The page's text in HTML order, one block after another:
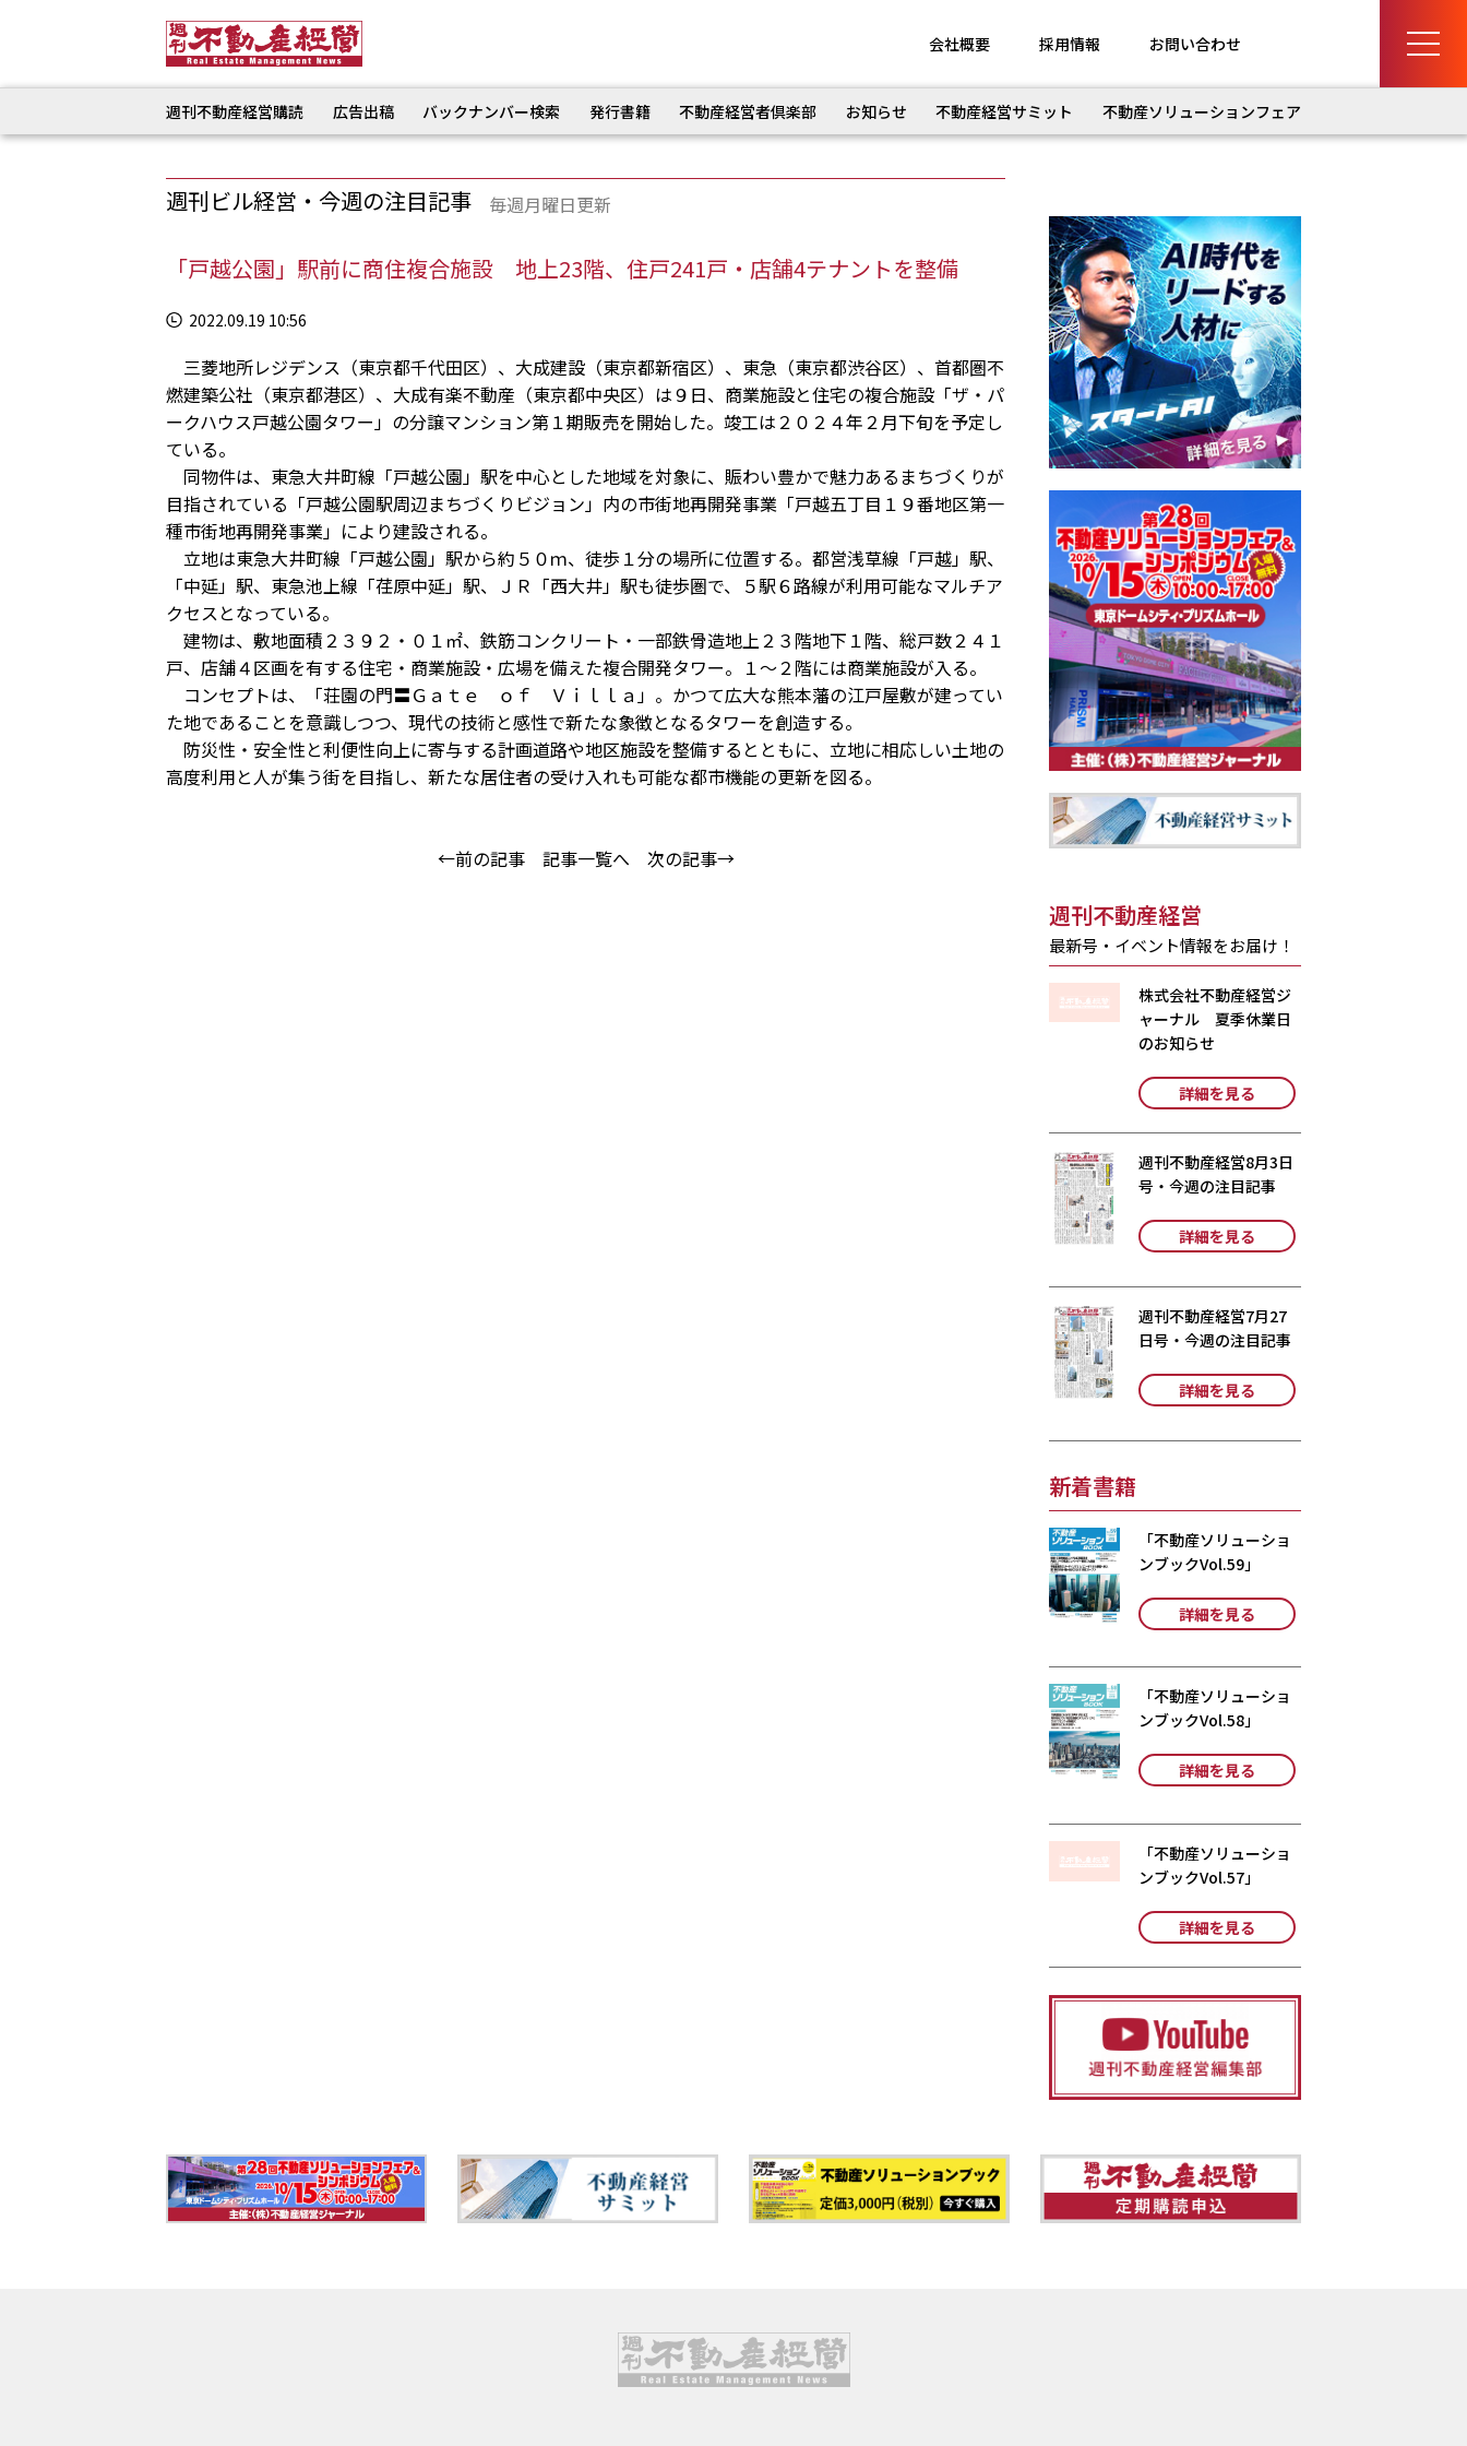
会社概要 採用情報 お問い合わせ
週刊不動産経営購読 広告出稿 バックナンバー検索 発行書籍 不動産経営者倶楽部 お知らせ 不動産経営サミット 不動産ソリューションフェア
週刊ビル経営・今週の注目記事 毎週月曜日更新
「戸越公園」駅前に商住複合施設 地上23階、住戸241戸・店舗4テナントを整備
2022.09.19 10:56
三菱地所レジデンス（東京都千代田区）、大成建設（東京都新宿区）、東急（東京都渋谷区）、首都圏不
燃建築公社（東京都港区）、大成有楽不動産（東京都中央区）は９日、商業施設と住宅の複合施設「ザ・パ
ークハウス戸越公園タワー」の分譲マンション第１期販売を開始した。竣工は２０２４年２月下旬を予定し
ている。
同物件は、東急大井町線「戸越公園」駅を中心とした地域を対象に、賑わい豊かで魅力あるまちづくりが
目指されている「戸越公園駅周辺まちづくりビジョン」内の市街地再開発事業「戸越五丁目１９番地区第一
種市街地再開発事業」により建設される。
立地は東急大井町線「戸越公園」駅から約５０ｍ、徒歩１分の場所に位置する。都営浅草線「戸越」駅、
「中延」駅、東急池上線「荏原中延」駅、ＪＲ「西大井」駅も徒歩圏で、５駅６路線が利用可能なマルチア
クセスとなっている。
建物は、敷地面積２３９２・０１㎡、鉄筋コンクリート・一部鉄骨造地上２３階地下１階、総戸数２４１
戸、店舗４区画を有する住宅・商業施設・広場を備えた複合開発タワー。１～２階には商業施設が入る。
コンセプトは、「荘園の門〓Ｇａｔｅ ｏｆ Ｖｉｌｌａ」。かつて広大な熊本藩の江戸屋敷が建ってい
た地であることを意識しつつ、現代の技術と感性で新たな象徴となるタワーを創造する。
防災性・安全性と利便性向上に寄与する計画道路や地区施設を整備するとともに、立地に相応しい土地の
高度利用と人が集う街を目指し、新たな居住者の受け入れも可能な都市機能の更新を図る。
←前の記事 記事一覧へ 次の記事→
週刊不動産経営
最新号・イベント情報をお届け！
株式会社不動産経営ジ
ャーナル 夏季休業日
のお知らせ
詳細を見る
週刊不動産経営8月3日
号・今週の注目記事
詳細を見る
週刊不動産経営7月27
日号・今週の注目記事
詳細を見る
新着書籍
「不動産ソリューショ
ンブックVol.59」
詳細を見る
「不動産ソリューショ
ンブックVol.58」
詳細を見る
「不動産ソリューショ
ンブックVol.57」
詳細を見る